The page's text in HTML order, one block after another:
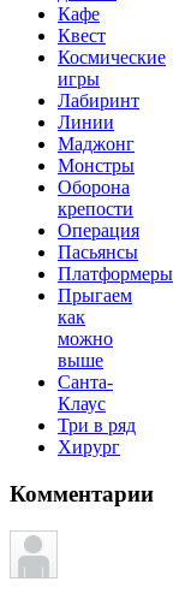
Кафе
Квест
Космические
игры
Лабиринт
Линии
Маджонг
Монстры
Оборона
крепости
Операция
Пасьянсы
Платформеры
Прыгаем
как
можно
выше
Санта-
Клаус
Три в ряд
Хирург
Комментарии